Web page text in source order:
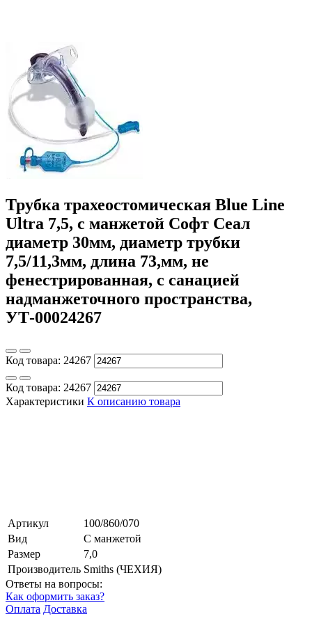
Трубка трахеостомическая Blue Line
Ultra 7,5, с манжетой Софт Сеал
диаметр 30мм, диаметр трубки
7,5/11,3мм, длина 73,мм, не
фенестрированная, с санацией
надманжеточного пространства,
УТ-00024267
Код товара: 24267
Код товара: 24267
Характеристики К описанию товара
Артикул
100/860/070
Вид
С манжетой
Размер
7,0
Производитель Smiths (ЧЕХИЯ)
Ответы на вопросы:
Как оформить заказ?
Оплата Доставка